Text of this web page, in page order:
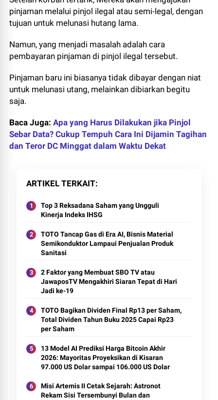
pinjaman melalui pinjol ilegal atau semi-legal, dengan
tujuan untuk melunasi hutang lama.
Namun, yang menjadi masalah adalah cara
pembayaran pinjaman di pinjol ilegal tersebut.
Pinjaman baru ini biasanya tidak dibayar dengan niat
untuk melunasi utang, melainkan dibiarkan begitu
saja.
Baca Juga:Apa yang Harus Dilakukan jika Pinjol
Sebar Data? Cukup Tempuh Cara Ini Dijamin Tagihan
dan Teror DC Minggat dalam Waktu Dekat
ARTIKEL TERKAIT
Top 3 Reksadana Saham yang Ungguli
Kinerja Indeks IHSG
TOTO Tancap Gas di Era AI, Bisnis Material
Semikonduktor Lampaui Penjualan Produk
Sanitasi
2 Faktor yang Membuat SBO TV atau
JawaposTV Mengakhiri Siaran Tepat di Hari
Jadi ke-19
TOTO Bagikan Dividen Final Rp13 per Saham,
Total Dividen Tahun Buku 2025 Capai Rp23
per Saham
13 Model AI Prediksi Harga Bitcoin Akhir
2026: Mayoritas Proyeksikan di Kisaran
97.000 US Dolar sampai 106.000 US Dolar
Misi Artemis II Cetak Sejarah: Astronot
Rekam Sisi Tersembunyi Bulan dan